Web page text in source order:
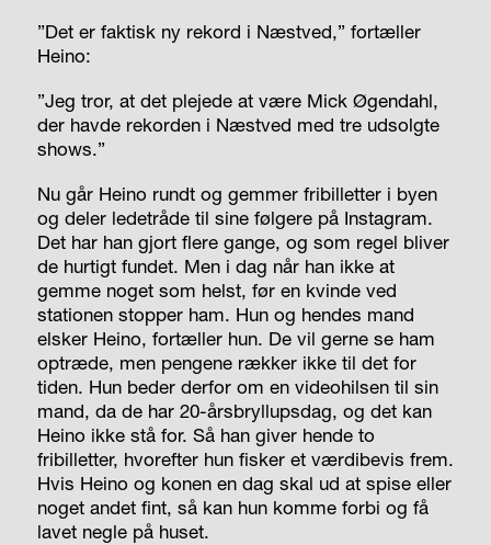
”Det er faktisk ny rekord i Næstved,” fortæller
Heino:
”Jeg tror, at det plejede at være Mick Øgendahl,
der havde rekorden i Næstved med tre udsolgte
shows.”
Nu går Heino rundt og gemmer fribilletter i byen
og deler ledetråde til sine følgere på Instagram.
Det har han gjort flere gange, og som regel bliver
de hurtigt fundet. Men i dag når han ikke at
gemme noget som helst, før en kvinde ved
stationen stopper ham. Hun og hendes mand
elsker Heino, fortæller hun. De vil gerne se ham
optræde, men pengene rækker ikke til det for
tiden. Hun beder derfor om en videohilsen til sin
mand, da de har 20-årsbryllupsdag, og det kan
Heino ikke stå for. Så han giver hende to
fribilletter, hvorefter hun fisker et værdibevis frem.
Hvis Heino og konen en dag skal ud at spise eller
noget andet fint, så kan hun komme forbi og få
lavet negle på huset.